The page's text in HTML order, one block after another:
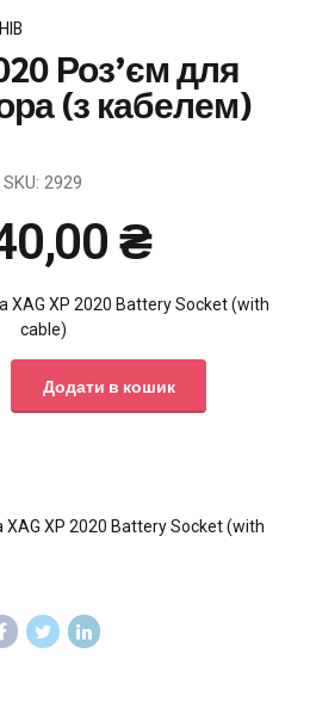
Роз’єм для
(з кабелем)
SKU: 2929
₴
XAG XP 2020 Battery Socket (with
cable)
Додати в кошик
XAG XP 2020 Battery Socket (with